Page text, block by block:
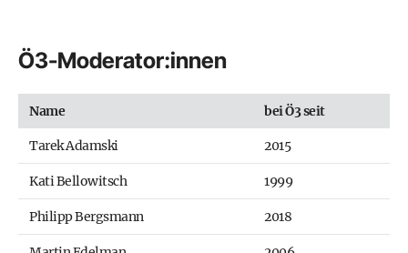
Ö3-Moderator:innen
Name bei Ö3 seit
Tarek Adamski 2015
Kati Bellowitsch 1999
Philipp Bergsmann 2018